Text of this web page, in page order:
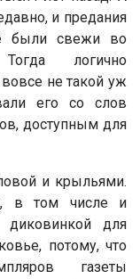
и предания
были свежи во
логично
не такой уж
его со слов
доступным для
и крыльями.
в том числе и
для
потому, что
газеты